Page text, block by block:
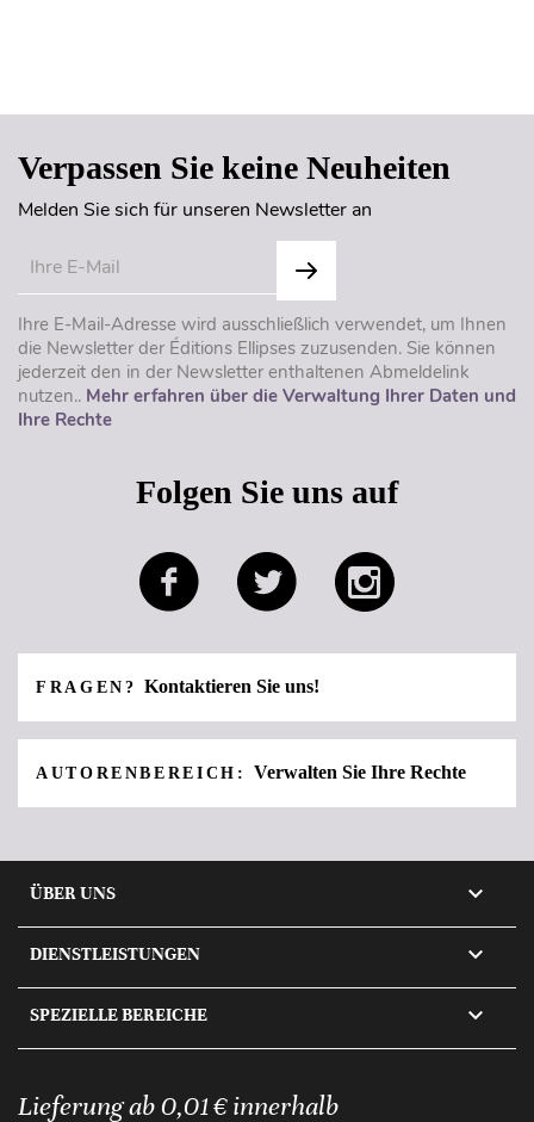
Verpassen Sie keine Neuheiten
Melden Sie sich für unseren Newsletter an
Ihre E-Mail-Adresse wird ausschließlich verwendet, um Ihnen
die Newsletter der Éditions Ellipses zuzusenden. Sie können
jederzeit den in der Newsletter enthaltenen Abmeldelink
nutzen.. Mehr erfahren über die Verwaltung Ihrer Daten und
Ihre Rechte
Folgen Sie uns auf
FRAGEN?Kontaktieren Sie uns!
AUTORENBEREICH:Verwalten Sie Ihre Rechte
ÜBER UNS 
DIENSTLEISTUNGEN 
SPEZIELLE BEREICHE 
Lieferung ab 0,01 € innerhalb